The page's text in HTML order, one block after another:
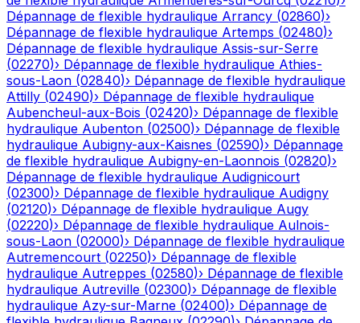
Dépannage de flexible hydraulique Arrancy (02860)›
Dépannage de flexible hydraulique Artemps (02480)›
Dépannage de flexible hydraulique Assis-sur-Serre
(02270)› Dépannage de flexible hydraulique Athies-
sous-Laon (02840)› Dépannage de flexible hydraulique
Attilly (02490)› Dépannage de flexible hydraulique
Aubencheul-aux-Bois (02420)› Dépannage de flexible
hydraulique Aubenton (02500)› Dépannage de flexible
hydraulique Aubigny-aux-Kaisnes (02590)› Dépannage
de flexible hydraulique Aubigny-en-Laonnois (02820)›
Dépannage de flexible hydraulique Audignicourt
(02300)› Dépannage de flexible hydraulique Audigny
(02120)› Dépannage de flexible hydraulique Augy
(02220)› Dépannage de flexible hydraulique Aulnois-
sous-Laon (02000)› Dépannage de flexible hydraulique
Autremencourt (02250)› Dépannage de flexible
hydraulique Autreppes (02580)› Dépannage de flexible
hydraulique Autreville (02300)› Dépannage de flexible
hydraulique Azy-sur-Marne (02400)› Dépannage de